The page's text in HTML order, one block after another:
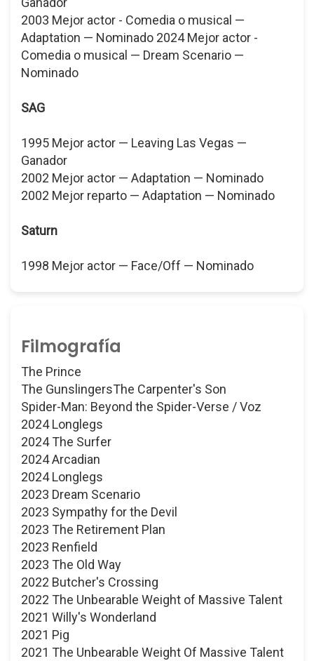
2003 Mejor actor - Comedia o musical —
Adaptation — Nominado 2024 Mejor actor -
Comedia o musical — Dream Scenario —
Nominado
SAG
1995 Mejor actor — Leaving Las Vegas —
Ganador
2002 Mejor actor — Adaptation — Nominado
2002 Mejor reparto — Adaptation — Nominado
Saturn
1998 Mejor actor — Face/Off — Nominado
Filmografía
The Prince
The GunslingersThe Carpenter's Son
Spider-Man: Beyond the Spider-Verse / Voz
2024 Longlegs
2024 The Surfer
2024 Arcadian
2024 Longlegs
2023 Dream Scenario
2023 Sympathy for the Devil
2023 The Retirement Plan
2023 Renfield
2023 The Old Way
2022 Butcher's Crossing
2022 The Unbearable Weight of Massive Talent
2021 Willy's Wonderland
2021 Pig
2021 The Unbearable Weight Of Massive Talent